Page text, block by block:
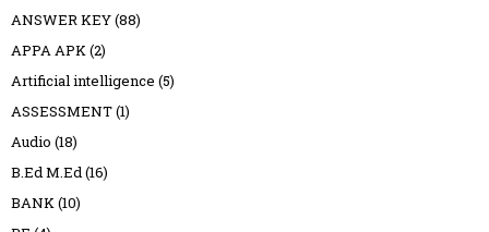
ANSWER KEY(88)
APPA APK(2)
Artificial intelligence (5)
ASSESSMENT(1)
Audio (18)
B.Ed M.Ed(16)
BANK(10)